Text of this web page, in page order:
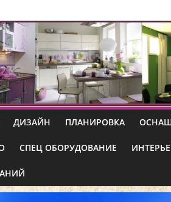
ДИЗАЙН ПЛАНИРОВКА
СПЕЦ ОБОРУДОВАНИЕ